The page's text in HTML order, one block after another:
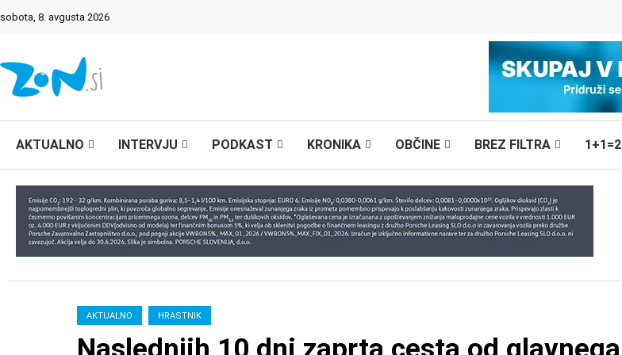
sobota, 8. avgusta 2026
AKTUALNO INTERVJU PODKAST KRONIKA OBČINE BREZ FILTRA 1+1=2
AKTUALNO HRASTNIK